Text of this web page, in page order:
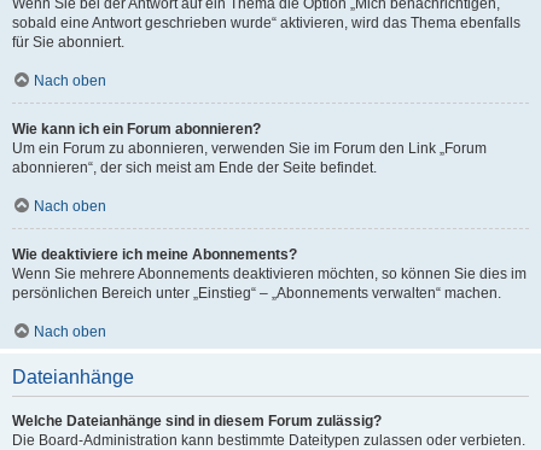
Wenn Sie bei der Antwort auf ein Thema die Option „Mich benachrichtigen,
sobald eine Antwort geschrieben wurde“ aktivieren, wird das Thema ebenfalls
für Sie abonniert.
Nach oben
Wie kann ich ein Forum abonnieren?
Um ein Forum zu abonnieren, verwenden Sie im Forum den Link „Forum
abonnieren“, der sich meist am Ende der Seite befindet.
Nach oben
Wie deaktiviere ich meine Abonnements?
Wenn Sie mehrere Abonnements deaktivieren möchten, so können Sie dies im
persönlichen Bereich unter „Einstieg“ – „Abonnements verwalten“ machen.
Nach oben
Dateianhänge
Welche Dateianhänge sind in diesem Forum zulässig?
Die Board-Administration kann bestimmte Dateitypen zulassen oder verbieten.